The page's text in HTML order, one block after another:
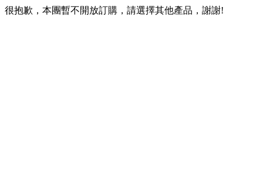
很抱歉，本團暫不開放訂購，請選擇其他產品，謝謝!